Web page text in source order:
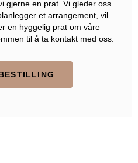
gjerne en prat. Vi gleder oss
et arrangement, vil
en hyggelig prat om våre
til å ta kontakt med oss.